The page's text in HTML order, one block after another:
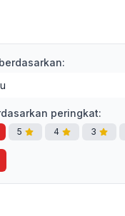
peringkat:
5 4 3